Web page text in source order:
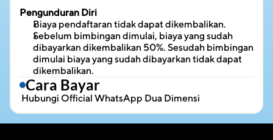
Pengunduran Diri
Biaya pendaftaran tidak dapat dikembalikan.
Sebelum bimbingan dimulai, biaya yang sudah
dibayarkan dikembalikan 50%. Sesudah bimbingan
dimulai biaya yang sudah dibayarkan tidak dapat
dikembalikan.
Cara Bayar
Hubungi Official WhatsApp Dua Dimensi